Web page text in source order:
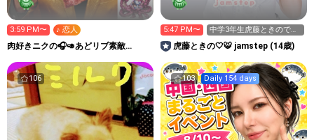
3:59 PM〜 ♪ 恋人
肉好きニクの🎧🥑あどリブ素敵
5:47 PM〜
中学3年生虎藤ときので
す！
虎藤ときの‎🤍🐯 jamstep (14歳)
106 103 Daily 154 days